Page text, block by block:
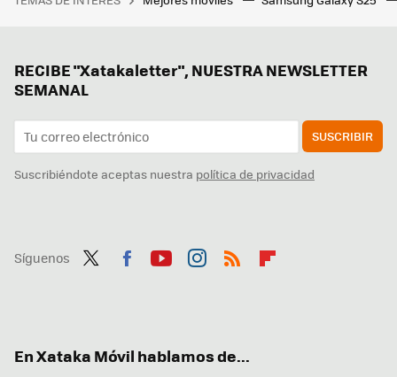
RECIBE "Xatakaletter", NUESTRA NEWSLETTER
SEMANAL
SUSCRIBIR
Suscribiéndote aceptas nuestra política de privacidad
Síguenos
En Xataka Móvil hablamos de...